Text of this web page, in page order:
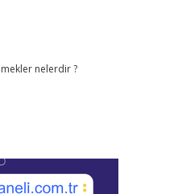
nelerdir ?